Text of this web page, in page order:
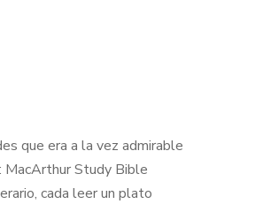
que era a la vez admirable
MacArthur Study Bible
cada leer un plato